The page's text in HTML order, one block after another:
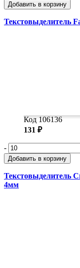
Добавить в корзину
Текстовыделитель
Код 106136
131 ₽
-
Добавить в корзину
Текстовыделитель
4мм